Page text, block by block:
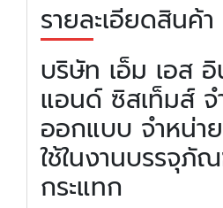
รายละเอียดสินค้า
บริษัท เอ็ม เอส อิ
แอนด์ ซิสเท็มส์
ออกแบบ จำหน่
ใช้ในงานบรรจุภั
กระแทก